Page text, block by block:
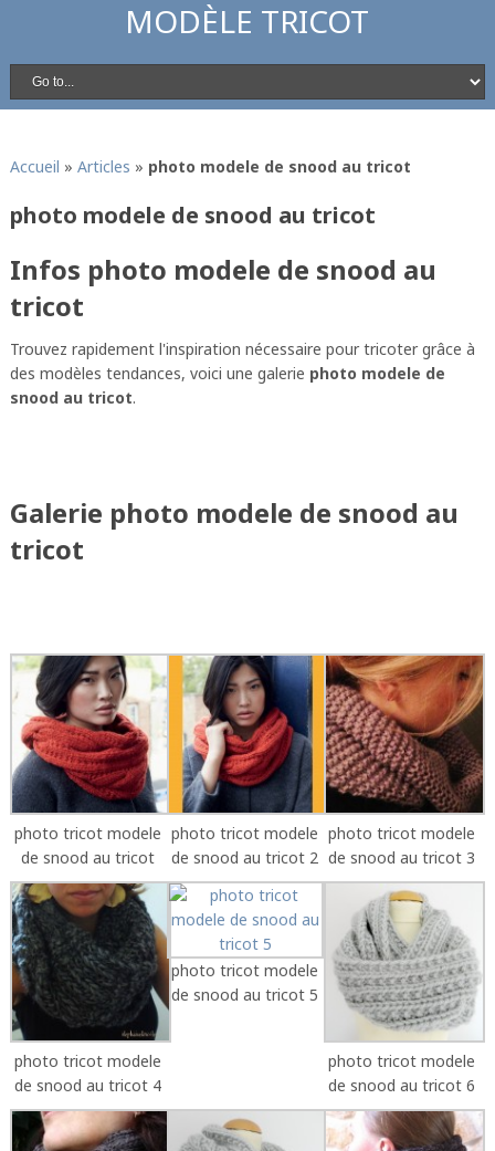
MODÈLE TRICOT
Accueil » Articles » photo modele de snood au tricot
photo modele de snood au tricot
Infos photo modele de snood au
tricot
Trouvez rapidement l'inspiration nécessaire pour tricoter grâce à
des modèles tendances, voici une galerie photo modele de
snood au tricot.
Galerie photo modele de snood au
tricot
photo tricot modele
de snood au tricot
photo tricot modele
de snood au tricot 2
photo tricot modele
de snood au tricot 3
photo tricot modele
de snood au tricot 4
photo tricot modele
de snood au tricot 5
photo tricot modele
de snood au tricot 6